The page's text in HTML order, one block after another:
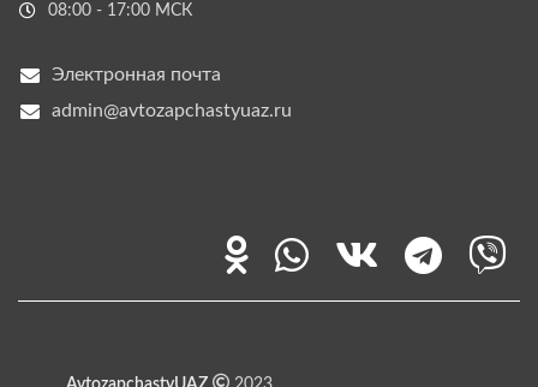
08:00 - 17:00 МСК
Электронная почта
admin@avtozapchastyuaz.ru